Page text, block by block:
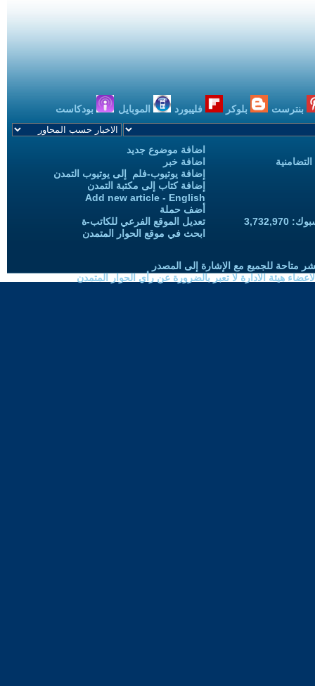
بنترست بلوكر فليبورد الموبايل بودكاست
اضافة موضوع جديد
اضافة خبر
إضافة يوتيوب-فلم إلى يوتيوب التمدن
إضافة كتاب إلى مكتبة التمدن
Add new article - English
أضف حملة
تعديل الموقع الفرعي للكاتب-ة
ابحث في موقع الحوار المتمدن
متاحة للجميع مع الإشارة إلى المصدر
هيئة الادارة لا تعبر بالضرورة عن رأي الحوار المتمدن